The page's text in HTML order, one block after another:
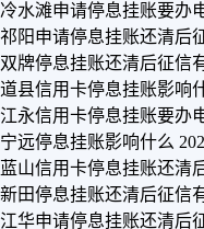
冷水滩申请停息挂账要办
祁阳申请停息挂账还清后
双牌停息挂账还清后征信
道县信用卡停息挂账影响
江永信用卡停息挂账要办
宁远停息挂账影响什么
蓝山信用卡停息挂账还清
新田停息挂账还清后征信
江华申请停息挂账还清后